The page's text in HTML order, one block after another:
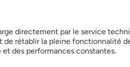
directement par le service
de rétablir la pleine fonctionnalité
des performances constantes.